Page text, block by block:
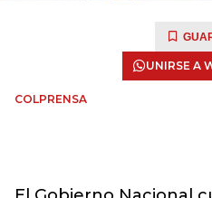
UNIRSE A
COLPRENSA